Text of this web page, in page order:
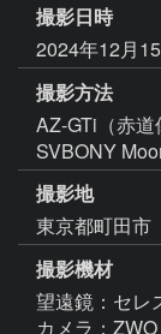
撮影日時
2024年12月
撮影方法
AZ-GTi（赤
SVBONY
撮影地
東京都町田市
撮影機材
望遠鏡：セレ
カメラ：ZWO